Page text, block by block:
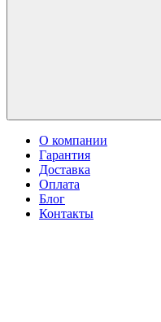
О компании
Гарантия
Доставка
Оплата
Блог
Контакты